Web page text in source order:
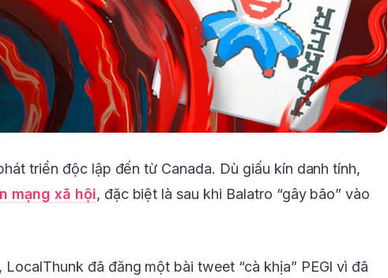
triển độc lập đến từ Canada. Dù giấu kín danh tính,
mạng xã hội, đặc biệt là sau khi Balatro “gây bão” vào
LocalThunk đã đăng một bài tweet “cà khịa” PEGI vì đã